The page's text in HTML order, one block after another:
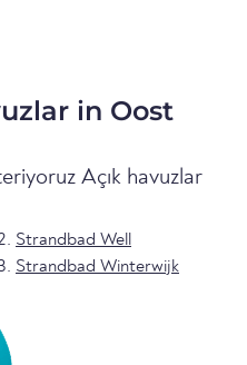
in Oost
Açık havuzlar
Strandbad Well
Strandbad Winterwijk